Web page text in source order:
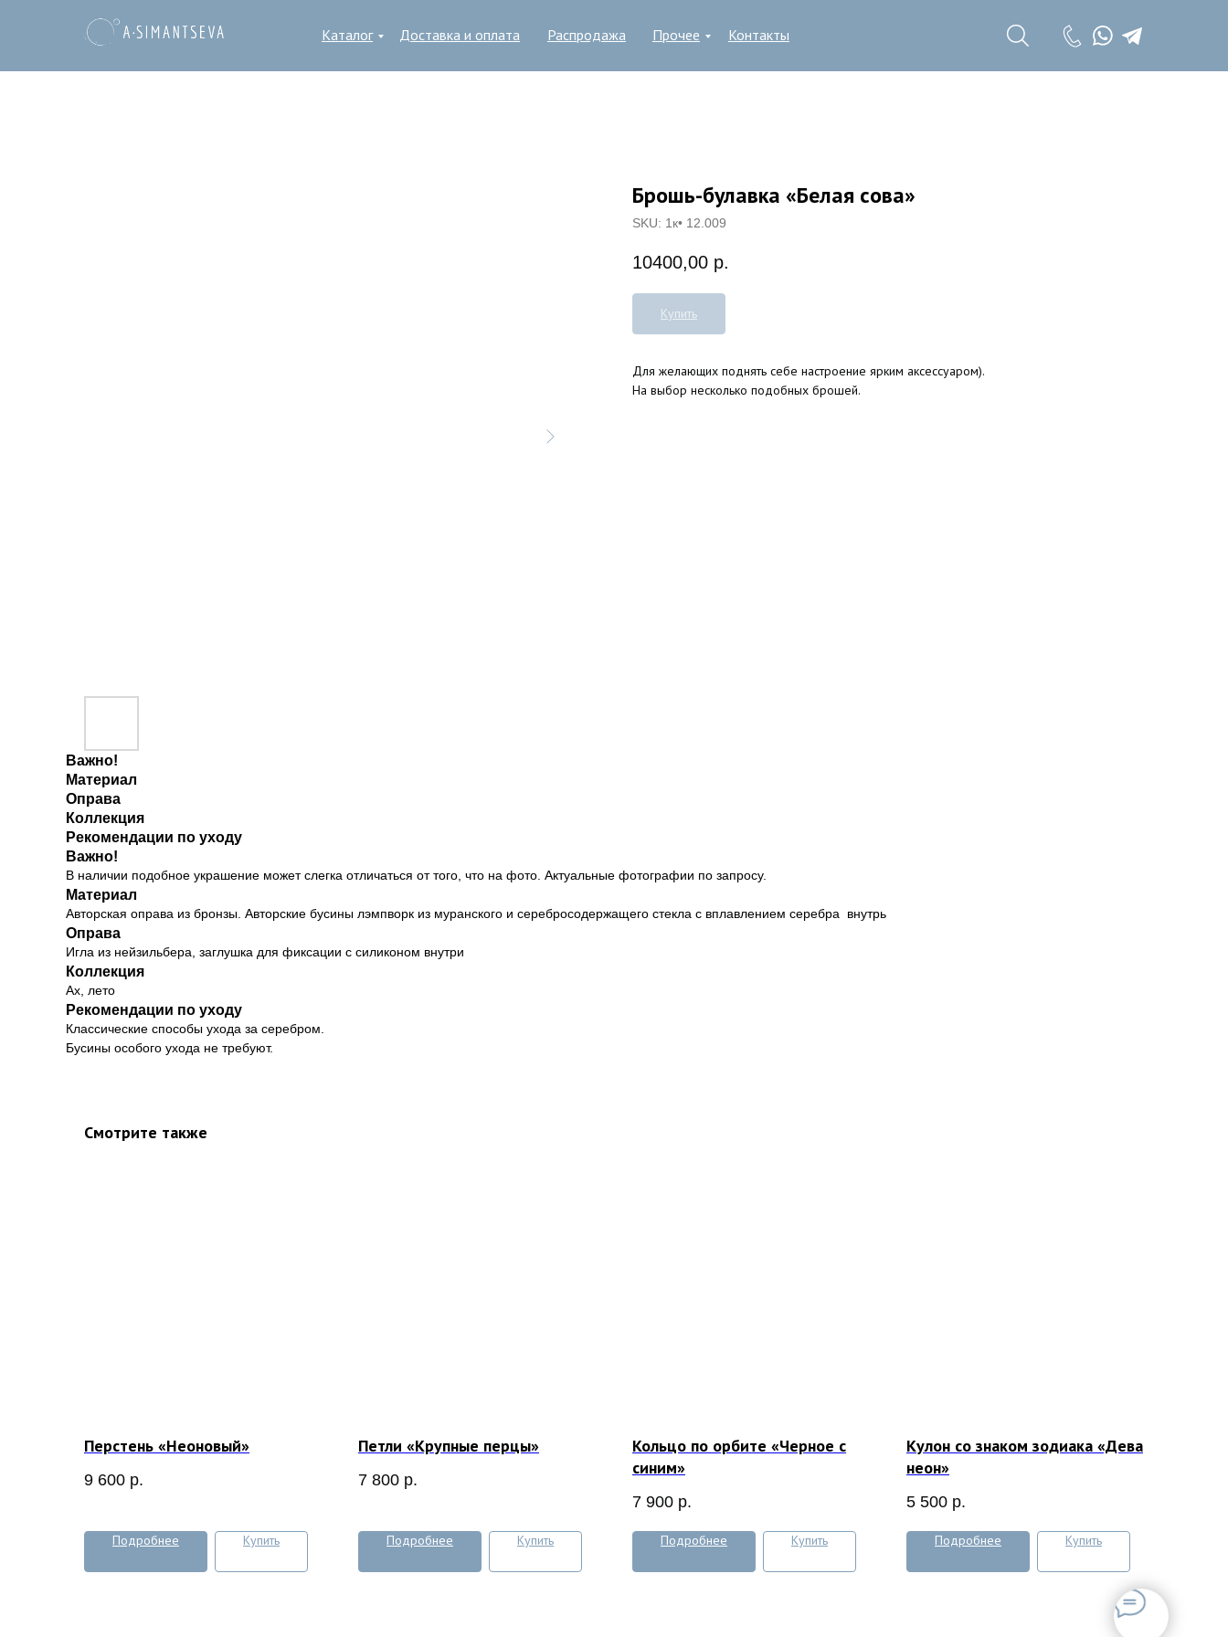
Каталог Контакты
Доставка и оплата Прочее
Распродажа
Брошь-булавка «Белая сова»
SKU: 1к• 12.009
10400,00 р.
Купить
Для желающих поднять себе настроение ярким аксессуаром).
На выбор несколько подобных брошей.
Важно!
Материал
Оправа
Коллекция
Рекомендации по уходу
Важно!
В наличии подобное украшение может слегка отличаться от того, что на фото. Актуальные фотографии по запросу.
Материал
Авторская оправа из бронзы. Авторские бусины лэмпворк из муранского и серебросодержащего стекла с вплавлением серебра внутрь
Оправа
Игла из нейзильбера, заглушка для фиксации с силиконом внутри
Коллекция
Ах, лето
Рекомендации по уходу
Классические способы ухода за серебром.
Бусины особого ухода не требуют.
Смотрите также
Перстень «Неоновый»
9 600 р.
Подробнее Купить
Петли «Крупные перцы»
7 800 р.
Подробнее Купить
Кольцо по орбите «Черное с
синим»
7 900 р.
Подробнее Купить
Кулон со знаком зодиака «Дева
неон»
5 500 р.
Подробнее Купить